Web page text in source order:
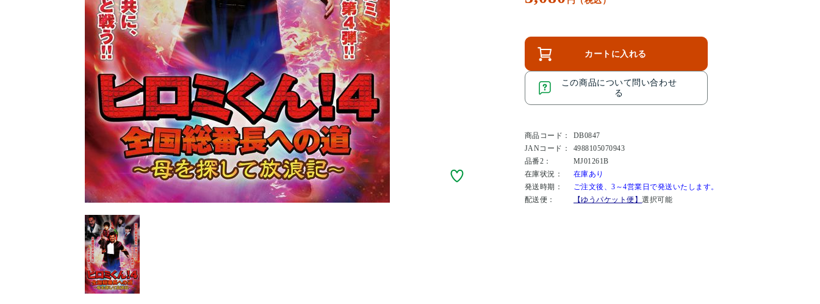
カートに入れる
この商品について問い合わせ
る
商品コード：
DB0847
JANコード：
4988105070943
品番2：
MJ01261B
在庫状況：
在庫あり
発送時期：
ご注文後、3～4営業日で発送いたします。
配送便：
【ゆうパケット便】選択可能